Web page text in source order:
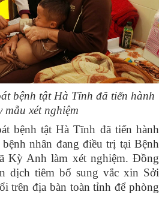
bệnh tật Hà Tĩnh đã tiến hành
mẫu xét nghiệm
bệnh tật Hà Tĩnh đã tiến hành
nhân đang điều trị tại Bệnh
Kỳ Anh làm xét nghiệm. Đồng
dịch tiêm bổ sung vắc xin Sởi
trên địa bàn toàn tỉnh để phòng